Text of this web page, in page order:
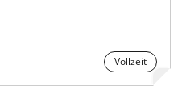
Vollzeit